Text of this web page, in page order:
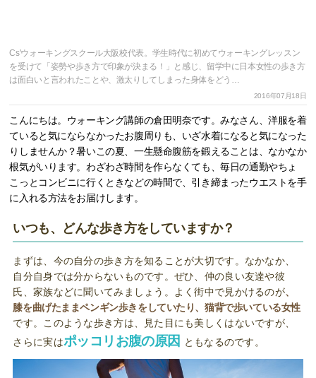
Cs'ウォーキングスクール大阪校代表。学生時代に初めてウォーキングレッスン
を受けて「姿勢や歩き方で印象が決まる！」と感じ、留学中に日本女性の歩き方
は面白いと言われたことや、激太りしてしまった身体をどう…
2016年07月18日
こんにちは。ウォーキング講師の倉田明奈です。みなさん、洋服を着
ていると気にならなかったお腹周りも、いざ水着になると気になった
りしませんか？暑いこの夏、一生懸命腹筋を鍛えることは、なかなか
根気がいります。わざわざ時間を作らなくても、毎日の通勤やちょ
こっとコンビニに行くときなどの時間で、引き締まったウエストを手
に入れる方法をお届けします。
いつも、どんな歩き方をしていますか？
まずは、今の自分の歩き方を知ることが大切です。なかなか、
自分自身では分からないものです。ぜひ、仲の良い友達や彼
氏、家族などに聞いてみましょう。よく街中で見かけるのが、
膝を曲げたままペンギン歩きをしていたり、猫背で歩いている女性
です。このような歩き方は、見た目にも美しくはないですが、
さらに実はポッコリお腹の原因 ともなるのです。